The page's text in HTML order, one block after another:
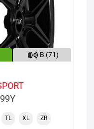
B (71)
TL XL ZR